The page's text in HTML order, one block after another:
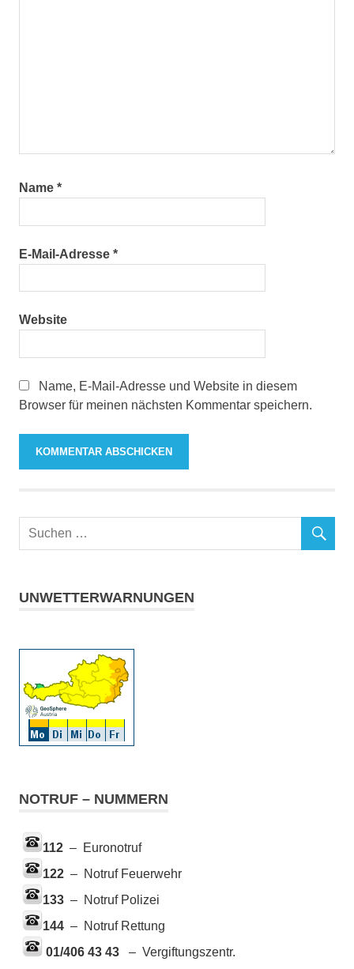
Name *
E-Mail-Adresse *
Website
Name, E-Mail-Adresse und Website in diesem
Browser für meinen nächsten Kommentar speichern.
UNWETTERWARNUNGEN
NOTRUF – NUMMERN
112 – Euronotruf
122 – Notruf Feuerwehr
133 – Notruf Polizei
144 – Notruf Rettung
01/406 43 43
– Vergiftungszentr.